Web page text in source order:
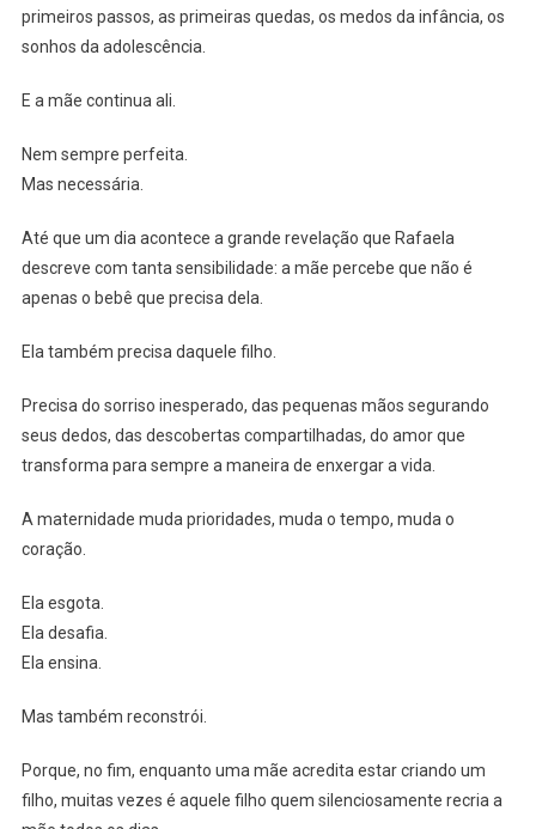
primeiros passos, as primeiras quedas, os medos da infância, os
sonhos da adolescência.
E a mãe continua ali.
Nem sempre perfeita.
Mas necessária.
Até que um dia acontece a grande revelação que Rafaela
descreve com tanta sensibilidade: a mãe percebe que não é
apenas o bebê que precisa dela.
Ela também precisa daquele filho.
Precisa do sorriso inesperado, das pequenas mãos segurando
seus dedos, das descobertas compartilhadas, do amor que
transforma para sempre a maneira de enxergar a vida.
A maternidade muda prioridades, muda o tempo, muda o
coração.
Ela esgota.
Ela desafia.
Ela ensina.
Mas também reconstrói.
Porque, no fim, enquanto uma mãe acredita estar criando um
filho, muitas vezes é aquele filho quem silenciosamente recria a